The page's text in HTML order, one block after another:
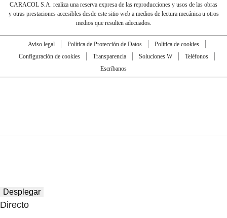
CARACOL S.A. realiza una reserva expresa de las reproducciones y usos de las obras
y otras prestaciones accesibles desde este sitio web a medios de lectura mecánica u otros
medios que resulten adecuados.
Aviso legal Política de Protección de Datos
Política de cookies
Configuración de cookies
Transparencia Soluciones W
Teléfonos
Escríbanos
Desplegar
Directo